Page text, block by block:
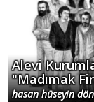
Alevi
"Madımak
hasan hüseyin